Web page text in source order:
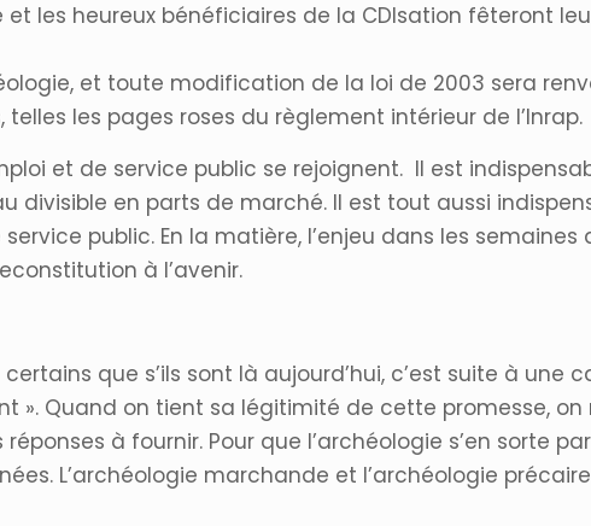
et les heureux bénéficiaires de la CDIsation fêteront
et toute modification de la loi de 2003 sera
les pages roses du règlement intérieur de l’Inrap.
et de service public se rejoignent. Il est
divisible en parts de marché. Il est tout aussi
public. En la matière, l’enjeu dans les
à l’avenir.
que s’ils sont là aujourd’hui, c’est suite à
». Quand on tient sa légitimité de cette promesse, on
à fournir. Pour que l’archéologie s’en sorte
L’archéologie marchande et l’archéologie